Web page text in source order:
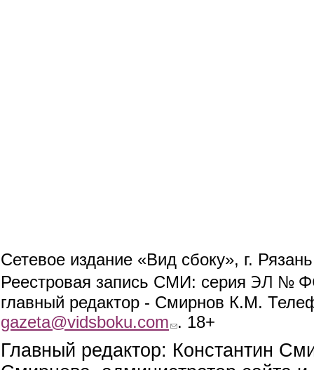
Сетевое издание «Вид сбоку», г.
Реестровая запись СМИ: серия ЭЛ №
главный редактор - Смирнов К.М.
gazeta@vidsboku.com (link sends e-mail)
. 18+
Главный редактор: Константин